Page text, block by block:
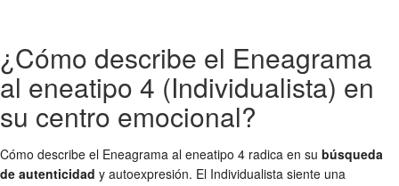
¿Cómo describe el Eneagrama
al eneatipo 4 (Individualista) en
su centro emocional?
Cómo describe el Eneagrama al eneatipo 4 radica en su búsqueda
de autenticidad y autoexpresión. El Individualista siente una